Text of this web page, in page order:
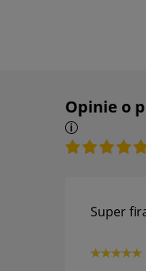
Opinie o
Super